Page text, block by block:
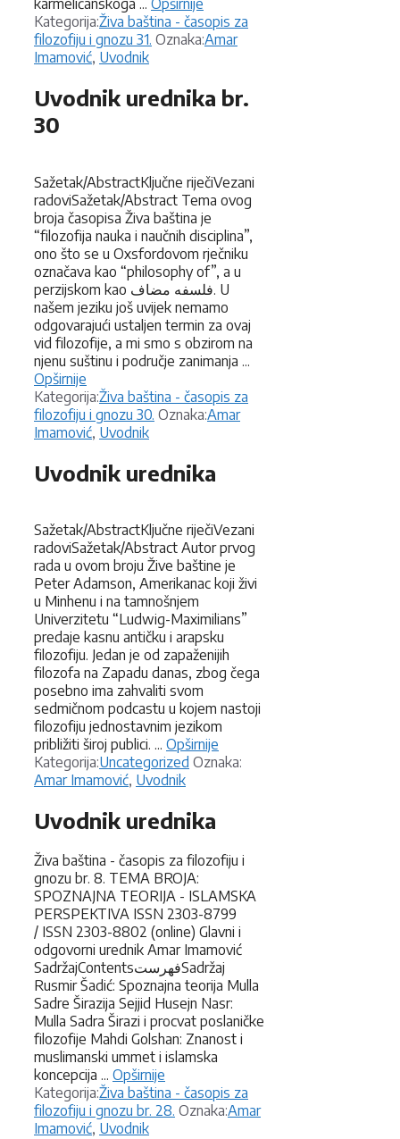
Kategorija:Kategorije
Živa baština - časopis za
filozofiju i gnozu 31. Oznaka:Oznake
Amar
Imamović, Uvodnik
Uvodnik urednika br.
30
Sažetak/AbstractKljučne riječiVezani
radoviSažetak/Abstract Tema ovog
broja časopisa Živa baština je
“filozofija nauka i naučnih disciplina”,
ono što se u Oxsfordovom rječniku
označava kao “philosophy of”, a u
perzijskom kao فلسفه مضاف. U
našem jeziku još uvijek nemamo
odgovarajući ustaljen termin za ovaj
vid filozofije, a mi smo s obzirom na
njenu suštinu i područje zanimanja ...
Opširnije
Kategorija:Kategorije
Živa baština - časopis za
filozofiju i gnozu 30. Oznaka:Oznake
Amar
Imamović, Uvodnik
Uvodnik urednika
Sažetak/AbstractKljučne riječiVezani
radoviSažetak/Abstract Autor prvog
rada u ovom broju Žive baštine je
Peter Adamson, Amerikanac koji živi
u Minhenu i na tamnošnjem
Univerzitetu “Ludwig-Maximilians”
predaje kasnu antičku i arapsku
filozofiju. Jedan je od zapaženijih
filozofa na Zapadu danas, zbog čega
posebno ima zahvaliti svom
sedmičnom podcastu u kojem nastoji
filozofiju jednostavnim jezikom
približiti široj publici. ... Opširnije
Kategorija:Kategorije
Uncategorized Oznaka:
Amar Imamović, Uvodnik
Uvodnik urednika
Živa baština - časopis za filozofiju i
gnozu br. 8. TEMA BROJA:
SPOZNAJNA TEORIJA - ISLAMSKA
PERSPEKTIVA ISSN 2303-8799
/ ISSN 2303-8802 (online) Glavni i
odgovorni urednik Amar Imamović
SadržajContentsفهرستSadržaj
Rusmir Šadić: Spoznajna teorija Mulla
Sadre Širazija Sejjid Husejn Nasr:
Mulla Sadra Širazi i procvat poslaničke
filozofije Mahdi Golshan: Znanost i
muslimanski ummet i islamska
koncepcija ... Opširnije
Kategorija:Kategorije
Živa baština - časopis za
filozofiju i gnozu br. 28. Oznaka:Oznake
Amar
Imamović, Uvodnik